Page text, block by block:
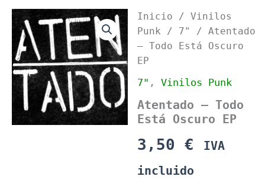
Inicio /Vinilos
Punk / 7"
/ Atentado
– Todo Está Oscuro
EP
7" ,Vinilos Punk
Atentado – Todo
Está Oscuro EP
3,50€
IVA
incluido